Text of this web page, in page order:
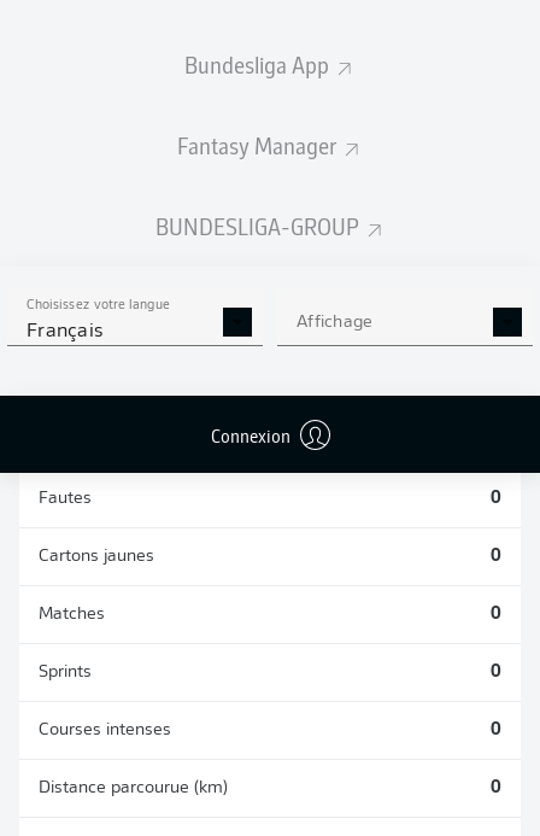
Bundesliga App
Fantasy Manager
BUNDESLIGA-GROUP
Choisissez votre langue
Français Affichage
Connexion
STATS DE LA SAISON
Fautes 0
Cartons jaunes 0
Matches 0
Sprints 0
Courses intenses 0
Distance parcourue (km) 0